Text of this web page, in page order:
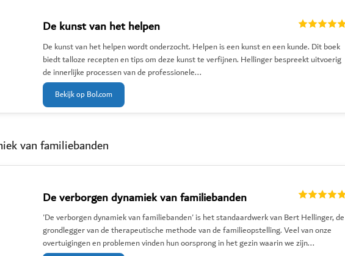
De kunst van het helpen
De kunst van het helpen wordt onderzocht. Helpen is een kunst en een kunde. Dit boek
biedt talloze recepten en tips om deze kunst te verfijnen. Hellinger bespreekt uitvoerig
de innerlijke processen van de professionele...
Bekijk op Bol.com
van familiebanden
De verborgen dynamiek van familiebanden
'De verborgen dynamiek van familiebanden' is het standaardwerk van Bert Hellinger, de
grondlegger van de therapeutische methode van de familieopstelling. Veel van onze
overtuigingen en problemen vinden hun oorsprong in het gezin waarin we zijn...